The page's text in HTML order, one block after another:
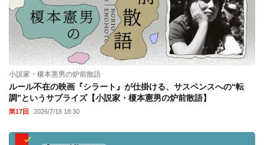
小説家・榎本憲男の炉前散語
ルール不在の映画『シラート』が仕掛ける、サスペンスへの“転
調”というサプライズ【小説家・榎本憲男の炉前散語】
第17回 2026/7/18 18:30